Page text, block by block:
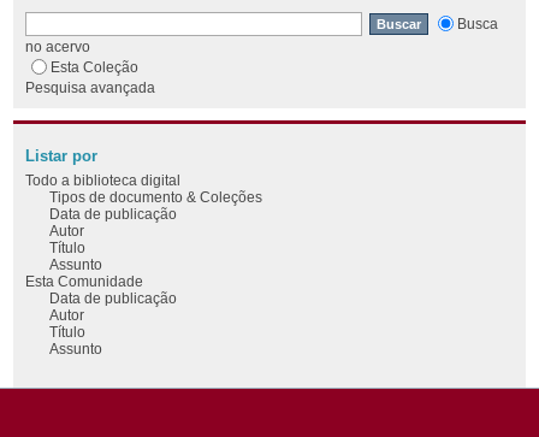
Busca
no acervo
Esta Coleção
Pesquisa avançada
Listar por
Todo a biblioteca digital
Tipos de documento & Coleções
Data de publicação
Autor
Título
Assunto
Esta Comunidade
Data de publicação
Autor
Título
Assunto